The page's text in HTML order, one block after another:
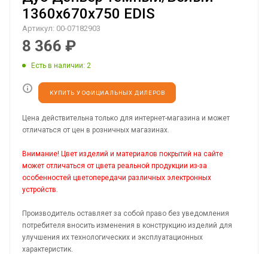
1360х670х750 EDIS
Артикул: 00-07182903
8 366 ₽
Есть в наличии: 2
КУПИТЬ У ОФИЦИАЛЬНЫХ ДИЛЕРОВ
Цена действительна только для интернет-магазина и может
отличаться от цен в розничных магазинах.
Внимание! Цвет изделий и материалов покрытий на сайте
может отличаться от цвета реальной продукции из-за
особенностей цветопередачи различных электронных
устройств.
Производитель оставляет за собой право без уведомления
потребителя вносить изменения в конструкцию изделий для
улучшения их технологических и эксплуатационных
характеристик.